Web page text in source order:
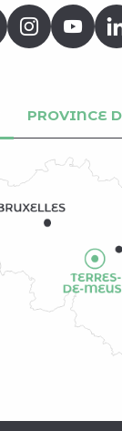
PROVINCE